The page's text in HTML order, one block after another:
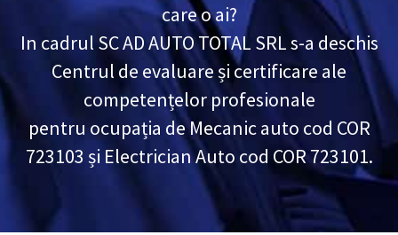
care o ai?
In cadrul SC AD AUTO TOTAL SRL s-a deschis
Centrul de evaluare și certificare ale
competențelor profesionale
pentru ocupația de Mecanic auto cod COR
723103 și Electrician Auto cod COR 723101.